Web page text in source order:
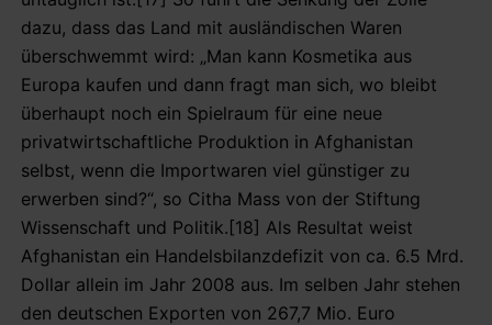
dazu, dass das Land mit ausländischen Waren
überschwemmt wird: „Man kann Kosmetika aus
Europa kaufen und dann fragt man sich, wo bleibt
überhaupt noch ein Spielraum für eine neue
privatwirtschaftliche Produktion in Afghanistan
selbst, wenn die Importwaren viel günstiger zu
erwerben sind?“, so Citha Mass von der Stiftung
Wissenschaft und Politik.[18] Als Resultat weist
Afghanistan ein Handelsbilanzdefizit von ca. 6.5 Mrd.
Dollar allein im Jahr 2008 aus. Im selben Jahr stehen
den deutschen Exporten von 267,7 Mio. Euro